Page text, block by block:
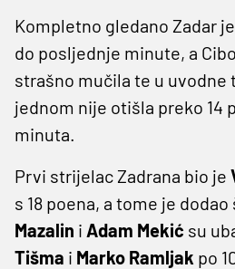
Kompletno gledano Zadar
do posljednje minute, a
strašno mučila te u
jednom nije otišla preko 14
minuta.
Prvi strijelac Zadrana bio je
s 18 poena, a tome je
Mazalin i Adam Mekić su
Tišma i Marko Ramljak po